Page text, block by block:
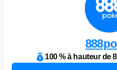
100 % à hauteur de